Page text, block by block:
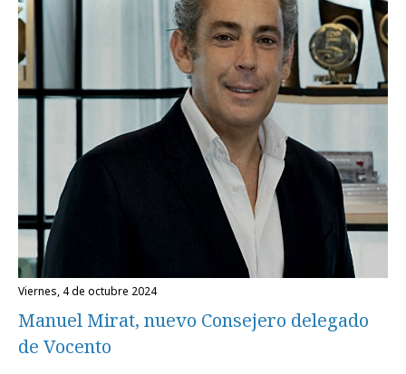
viernes, 4 de octubre 2024
Manuel Mirat, nuevo Consejero delegado
de Vocento